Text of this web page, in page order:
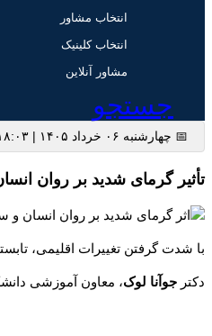
انتخاب مشاور
انتخاب کلینیک
مشاور آنلاین
جستجو
📅 چهارشنبه ۰۶ خرداد ۱۴۰۵ | ۱۸:۰۳
تأثیر گرمای شدید بر روان
با شدت گرفتن تغییرات اقلیمی،
دکتر جوآنا لوک، معاون آموزشی